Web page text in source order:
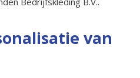
van